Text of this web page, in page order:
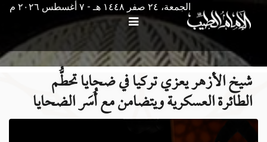
الجمعة، ٢٤ صفر ١٤٤٨ هـ - ۷ أغسطس ۲۰۲٦ م
شيخ الأزهر يعزي تركيا في ضحايا تحطُّم
الطائرة العسكرية ويتضامن مع أُسَر الضحايا ‌